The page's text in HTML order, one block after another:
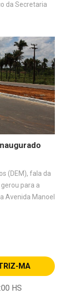
da Secretaria
(DEM), fala da
para a
Avenida Manoel
MA
HS